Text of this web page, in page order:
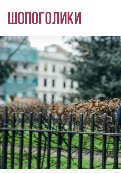
Перейти к основному